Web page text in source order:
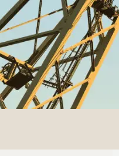
Panneau de gestion des